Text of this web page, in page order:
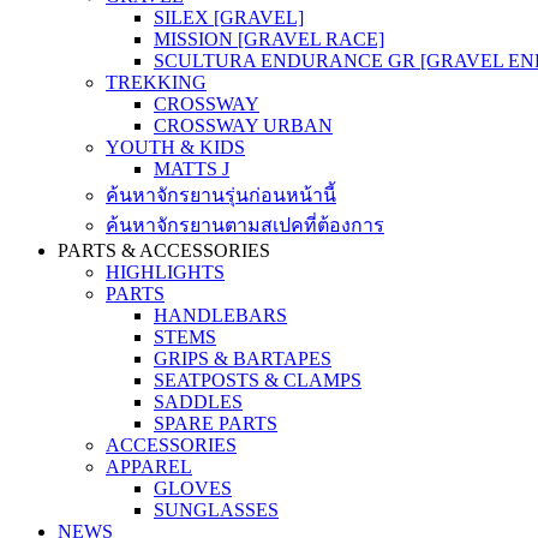
SILEX [GRAVEL]
MISSION [GRAVEL RACE]
SCULTURA ENDURANCE GR [GRAVEL
TREKKING
CROSSWAY
CROSSWAY URBAN
YOUTH & KIDS
MATTS J
ค้นหาจักรยานรุ่นก่อนหน้านี้
ค้นหาจักรยานตามสเปคที่ต้องการ
PARTS & ACCESSORIES
HIGHLIGHTS
PARTS
HANDLEBARS
STEMS
GRIPS & BARTAPES
SEATPOSTS & CLAMPS
SADDLES
SPARE PARTS
ACCESSORIES
APPAREL
GLOVES
SUNGLASSES
NEWS